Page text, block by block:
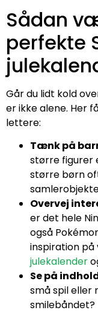
Sådan
perfekte
Går du lidt kold
er ikke alene. Her
lettere:
Tænk på
større figurer
større børn
Overvej
er det hele
også
inspiration på
julekalender
Se på
små spil
smilebåndet?